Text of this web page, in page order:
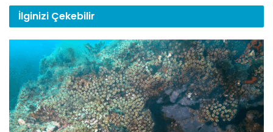
İlginizi Çekebilir